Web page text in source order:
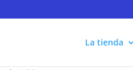
La tienda